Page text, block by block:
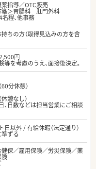
指導／OTC販売
箋＞胃腸科 肛門外科
程、他事務
ちの方（取得見込みの方を含
円
等を考慮のうえ、面接後決定。
60分休憩）
休憩なし）
、日数などは担当営業にご相談
日以外 / 有給休暇（法定通り）
ずる
保／雇用保険／労災保険／薬
険